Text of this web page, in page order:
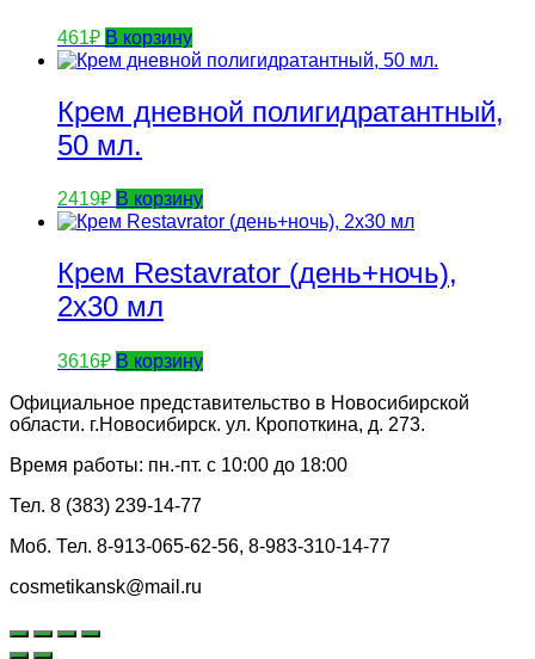
461₽ В корзину
Крем дневной полигидратантный,
50 мл.
2419₽ В корзину
Крем Restavrator (день+ночь),
2х30 мл
3616₽ В корзину
Официальное представительство в Новосибирской
области. г.Новосибирск. ул. Кропоткина, д. 273.
Время работы: пн.-пт. с 10:00 до 18:00
Тел. 8 (383) 239-14-77
Моб. Тел. 8-913-065-62-56, 8-983-310-14-77
cosmetikansk@mail.ru